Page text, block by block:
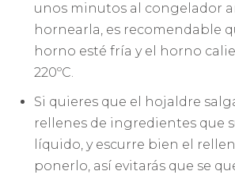
unos minutos al congelador
hornearla, es recomendable
horno esté fría y el horno
220ºC.
Si quieres que el hojaldre
rellenes de ingredientes que
líquido, y escurre bien el
ponerlo, así evitarás que se